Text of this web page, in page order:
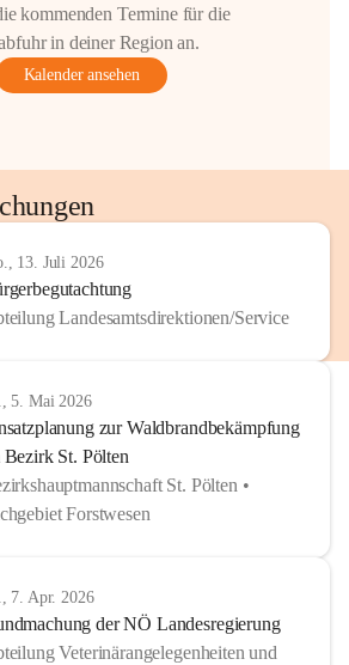
kommenden Termine für die
in deiner Region an.
Kalender ansehen
13. Juli 2026
Landesamtsdirektionen/Service
5. Mai 2026
zur Waldbrandbekämpfung
St. Pölten
St. Pölten •
Forstwesen
7. Apr. 2026
der NÖ Landesregierung
Veterinärangelegenheiten und